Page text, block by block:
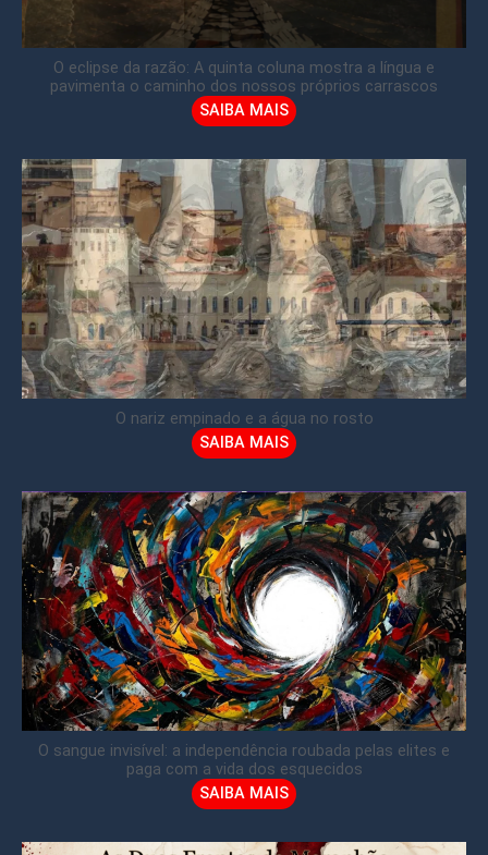
O eclipse da razão: A quinta coluna mostra a língua e
pavimenta o caminho dos nossos próprios carrascos
SAIBA MAIS
O nariz empinado e a água no rosto
SAIBA MAIS
O sangue invisível: a independência roubada pelas elites e
paga com a vida dos esquecidos
SAIBA MAIS